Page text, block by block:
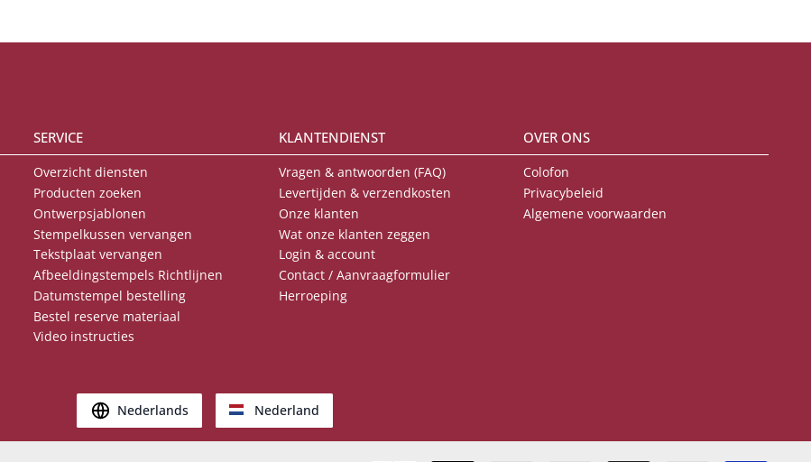
SERVICE
Overzicht diensten
Producten zoeken
Ontwerpsjablonen
Stempelkussen vervangen
Tekstplaat vervangen
Afbeeldingstempels Richtlijnen
Datumstempel bestelling
Bestel reserve materiaal
Video instructies
KLANTENDIENST
Vragen & antwoorden (FAQ)
Levertijden & verzendkosten
Onze klanten
Wat onze klanten zeggen
Login & account
Contact / Aanvraagformulier
Herroeping
OVER ONS
Colofon
Privacybeleid
Algemene voorwaarden
Nederlands Nederland